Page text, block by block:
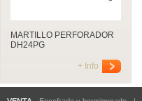
MARTILLO PERFORADOR
DH24PG
+ Info